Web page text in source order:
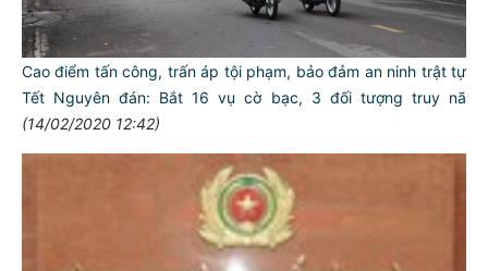
Cao điểm tấn công, trấn áp tội phạm, bảo đảm an ninh trật tự
Tết Nguyên đán: Bắt 16 vụ cờ bạc, 3 đối tượng truy nã
(14/02/2020 12:42)